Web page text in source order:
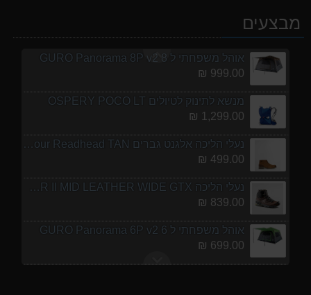
מבצעים449.00 ₪
אוהל משפחתי ל 8 GURO Panorama 8P v2
999.00 ₪
מנשא לתינוק לטיולים OSPERY POCO LT
1,299.00 ₪
נעלי הליכה אלגנט גברים Barbour Readhead TAN
499.00 ₪
נעלי הליכה ULTRA RAPTOR II MID LEATHER WIDE GTX
839.00 ₪
אוהל משפחתי ל 6 GURO Panorama 6P v2
699.00 ₪